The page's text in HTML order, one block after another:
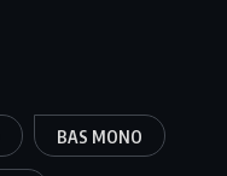
BAS MONO